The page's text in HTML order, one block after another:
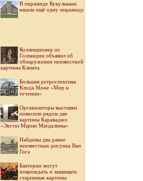
В пирамиде Кукулькана
нашли ещё одну пирамиду
Коллекционер из
Голландии объявил об
обнаружении неизвестной
картины Климта
Большая ретроспектива
Клода Моне «Мир в
течении»
Организаторы выставки
повесили рядом две
картины Караваджо
«Экстаз Марии Магдалины»
Найдены два ранее
неизвестных рисунка Ван
Гога
Бактерии могут
повреждать и защищать
старинные картины